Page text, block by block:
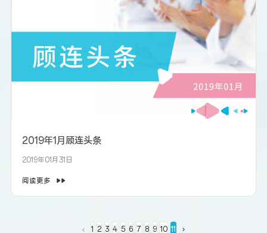
2019年1月顾连头条
2019年01月31日
阅读更多
1 2 3 4 5 6 7 8 9 10 11